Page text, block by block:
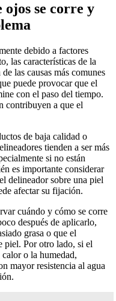
ojos se corre y
las características de la
las causas más comunes
puede provocar que el
con el paso del tiempo.
contribuyen a que el
de baja calidad o
tienden a ser más
si no están
es importante considerar
delineador sobre una piel
afectar su fijación.
cuándo y cómo se corre
después de aplicarlo,
grasa o que el
piel. Por otro lado, si el
o la humedad,
mayor resistencia al agua